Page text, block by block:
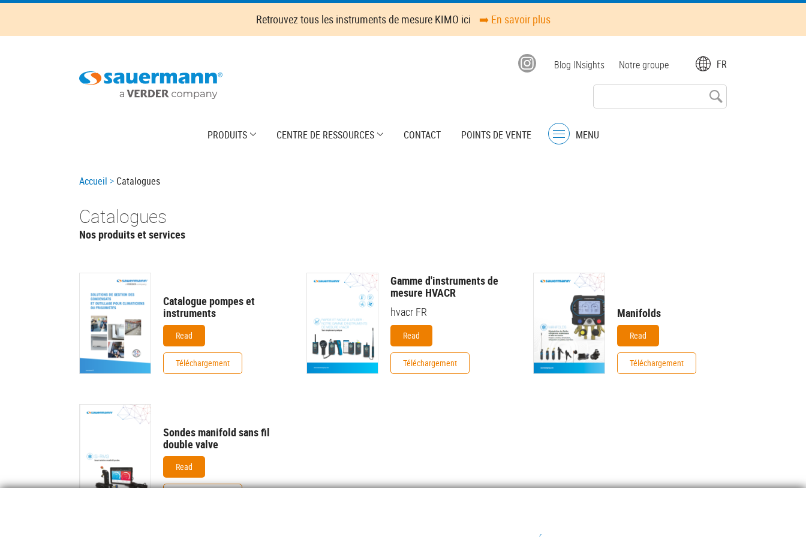
Skip
main
Retrouvez tous les instruments de mesure KIMO ici ➡️ En savoir plus
FR
Top
Blog INsights Notre groupe
PRODUITS CENTRE DE RESSOURCES CONTACT
POINTS DE VENTE
Menu
MENU
Breadcrumb
Accueil Catalogues
Catalogues
Nos produits et services
Catalogue pompes et
instruments
Read
Téléchargement
Gamme d'instruments de
mesure HVACR
hvacr FR
Read
Téléchargement
Manifolds
Read
Téléchargement
Sondes manifold sans fil
double valve
Read